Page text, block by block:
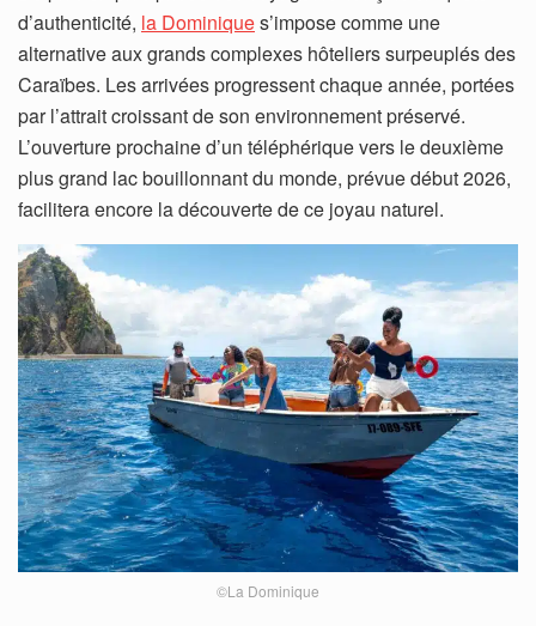
d’authenticité, la Dominiques’impose comme une
alternative aux grands complexes hôteliers surpeuplés des
Caraïbes. Les arrivées progressent chaque année, portées
par l’attrait croissant de son environnement préservé.
L’ouverture prochaine d’un téléphérique vers le deuxième
plus grand lac bouillonnant du monde, prévue début 2026,
facilitera encore la découverte de ce joyau naturel.
©La Dominique